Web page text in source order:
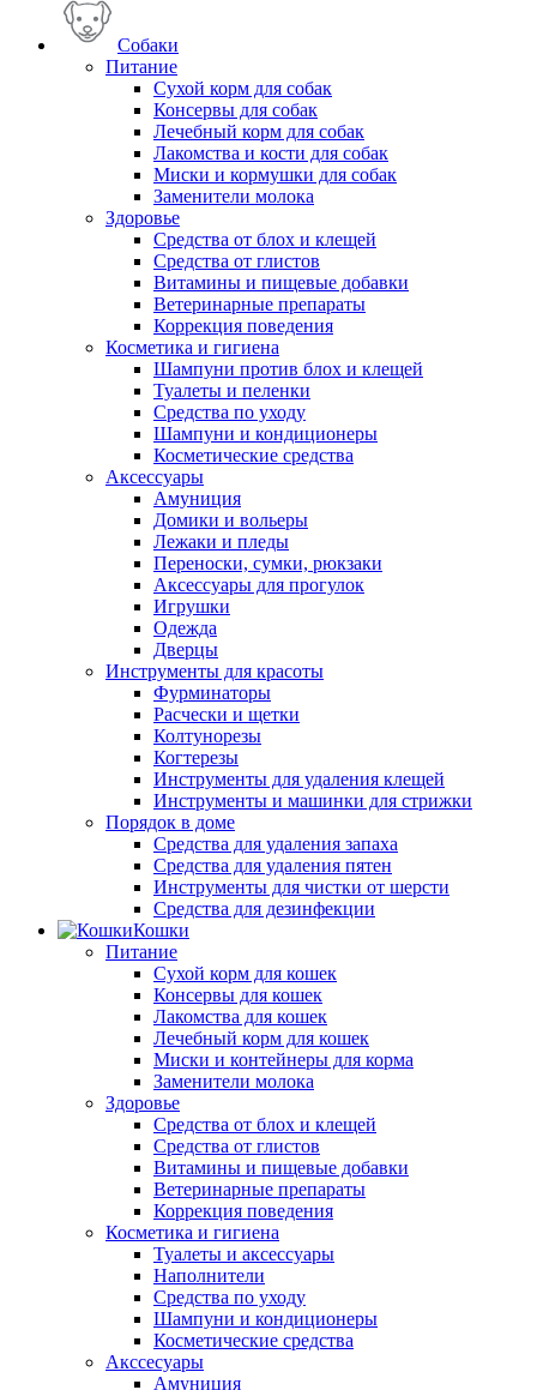
Собаки
Питание
Сухой корм для собак
Консервы для собак
Лечебный корм для собак
Лакомства и кости для собак
Миски и кормушки для собак
Заменители молока
Здоровье
Средства от блох и клещей
Средства от глистов
Витамины и пищевые добавки
Ветеринарные препараты
Коррекция поведения
Косметика и гигиена
Шампуни против блох и клещей
Туалеты и пеленки
Средства по уходу
Шампуни и кондиционеры
Косметические средства
Аксессуары
Амуниция
Домики и вольеры
Лежаки и пледы
Переноски, сумки, рюкзаки
Аксессуары для прогулок
Игрушки
Одежда
Дверцы
Инструменты для красоты
Фурминаторы
Расчески и щетки
Колтунорезы
Когтерезы
Инструменты для удаления клещей
Инструменты и машинки для стрижки
Порядок в доме
Средства для удаления запаха
Средства для удаления пятен
Инструменты для чистки от шерсти
Средства для дезинфекции
Кошки
Питание
Сухой корм для кошек
Консервы для кошек
Лакомства для кошек
Лечебный корм для кошек
Миски и контейнеры для корма
Заменители молока
Здоровье
Средства от блох и клещей
Средства от глистов
Витамины и пищевые добавки
Ветеринарные препараты
Коррекция поведения
Косметика и гигиена
Туалеты и аксессуары
Наполнители
Средства по уходу
Шампуни и кондиционеры
Косметические средства
Акссесуары
Амуниция